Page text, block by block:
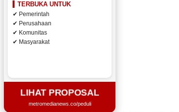
TERBUKA UNTUK
✔ Pemerintah
✔ Perusahaan
✔ Komunitas
✔ Masyarakat
LIHAT PROPOSAL
metromedianews.co/peduli